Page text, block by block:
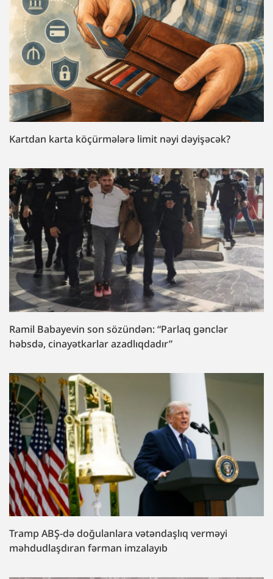
Kartdan karta köçürmələrə limit nəyi dəyişəcək?
Ramil Babayevin son sözündən: “Parlaq gənclər
həbsdə, cinayətkarlar azadlıqdadır”
Tramp ABŞ-də doğulanlara vətəndaşlıq verməyi
məhdudlaşdıran fərman imzalayıb